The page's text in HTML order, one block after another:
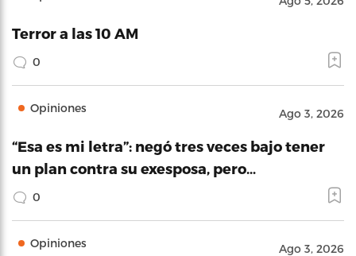
Terror a las 10 AM
0
Opiniones Ago 3, 2026
“Esa es mi letra”: negó tres veces bajo tener
un plan contra su exesposa, pero…
0
Opiniones Ago 3, 2026